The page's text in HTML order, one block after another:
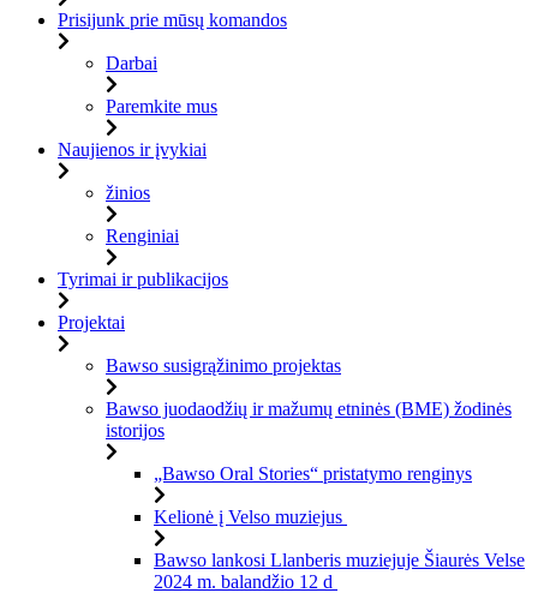
Prisijunk prie mūsų komandos
Darbai
Paremkite mus
Naujienos ir įvykiai
žinios
Renginiai
Tyrimai ir publikacijos
Projektai
Bawso susigrąžinimo projektas
Bawso juodaodžių ir mažumų etninės (BME) žodinės
istorijos
„Bawso Oral Stories“ pristatymo renginys
Kelionė į Velso muziejus
Bawso lankosi Llanberis muziejuje Šiaurės Velse
2024 m. balandžio 12 d